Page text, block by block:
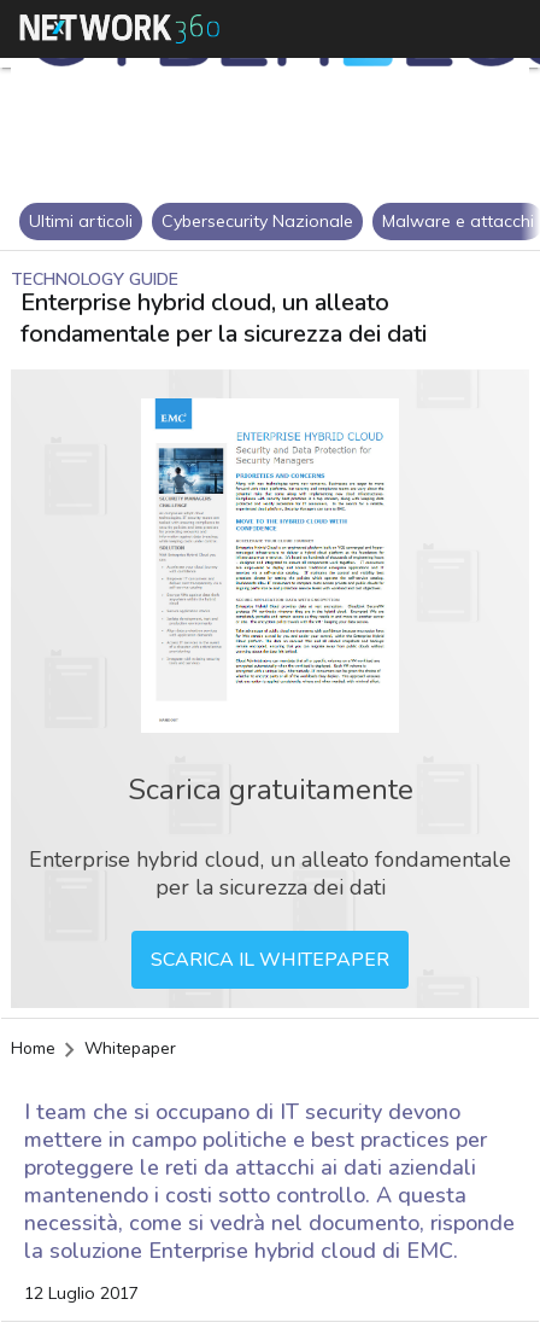
Ultimi articoli Cybersecurity Nazionale Malware e attacchi
TECHNOLOGY GUIDE
Enterprise hybrid cloud, un alleato
fondamentale per la sicurezza dei dati
Scarica gratuitamente
Enterprise hybrid cloud, un alleato fondamentale
per la sicurezza dei dati
SCARICA IL WHITEPAPER
Home Whitepaper
I team che si occupano di IT security devono
mettere in campo politiche e best practices per
proteggere le reti da attacchi ai dati aziendali
mantenendo i costi sotto controllo. A questa
necessità, come si vedrà nel documento, risponde
la soluzione Enterprise hybrid cloud di EMC.
12 Luglio 2017